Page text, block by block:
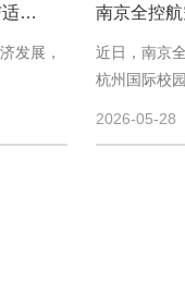
南京全控受邀出席航空交通安全与适航技术研讨会
发展，
近日，南京
杭州国际校
2026-05-28